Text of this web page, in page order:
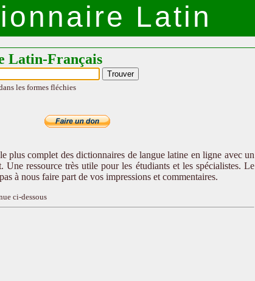
Latin
Latin-Français
les formes fléchies
complet des dictionnaires de langue latine en ligne avec un
ressource très utile pour les étudiants et les spécialistes. Le
à nous faire part de vos impressions et commentaires.
ci-dessous